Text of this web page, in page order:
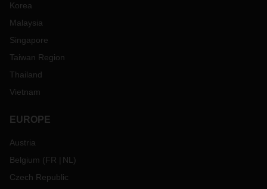
Korea
Malaysia
Singapore
Taiwan Region
Thailand
Vietnam
EUROPE
Austria
Belgium (FR NL )
Czech Republic